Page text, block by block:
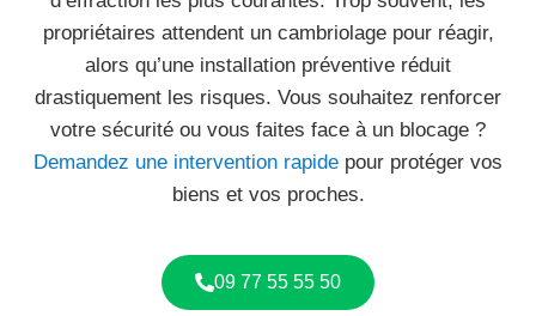
propriétaires attendent un cambriolage pour réagir,
alors qu’une installation préventive réduit
drastiquement les risques. Vous souhaitez renforcer
votre sécurité ou vous faites face à un blocage ?
Demandez une intervention rapide pour protéger vos
biens et vos proches.
09 77 55 55 50